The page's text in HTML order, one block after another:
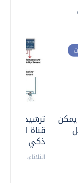
ترشيدا
قناة
ذكي
الثلاثاء، 14 يوليو 2026 06:11 م